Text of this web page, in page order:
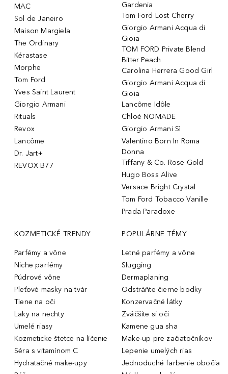
MAC
Sol de Janeiro
Maison Margiela
The Ordinary
Kérastase
Morphe
Tom Ford
Yves Saint Laurent
Giorgio Armani
Rituals
Revox
Lancôme
Dr. Jart+
REVOX B77
Gardenia
Tom Ford Lost Cherry
Giorgio Armani Acqua di
Gioia
TOM FORD Private Blend
Bitter Peach
Carolina Herrera Good Girl
Giorgio Armani Acqua di
Gioia
Lancôme Idôle
Chloé NOMADE
Giorgio Armani Sì
Valentino Born In Roma
Donna
Tiffany & Co. Rose Gold
Hugo Boss Alive
Versace Bright Crystal
Tom Ford Tobacco Vanille
Prada Paradoxe
KOZMETICKÉ TRENDY
Parfémy a vône
Niche parfémy
Púdrové vône
Pleťové masky na tvár
Tiene na oči
Laky na nechty
Umelé riasy
Kozmeticke štetce na líčenie
Séra s vitamínom C
Hydratačné make-upy
POPULÁRNE TÉMY
Letné parfémy a vône
Slugging
Dermaplaning
Odstráňte čierne bodky
Konzervačné látky
Zväčšite si oči
Kamene gua sha
Make-up pre začiatočníkov
Lepenie umelých rias
Jednoduché farbenie obočia